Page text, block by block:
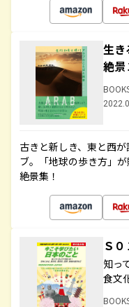
生き
絶景
古きと新しき、東と西
ブ。「地球の歩き方」
絶景集！
Ｓ
知っ
食文